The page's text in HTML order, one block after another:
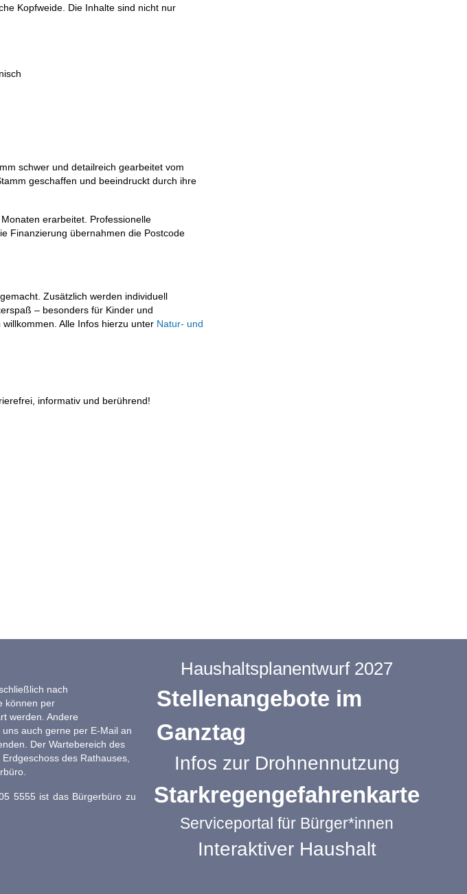
Kopfweide. Die Inhalte sind nicht nur
schwer und detailreich gearbeitet vom
geschaffen und beeindruckt durch ihre
erarbeitet. Professionelle
Finanzierung übernahmen die Postcode
Zusätzlich werden individuell
– besonders für Kinder und
Alle Infos hierzu unter Natur- und
informativ und berührend!
nach
können per
werden. Andere
auch gerne per E-Mail an
Der Wartebereich des
des Rathauses,
5555 ist das Bürgerbüro zu
Haushaltsplanentwurf 2027
Stellenangebote im
Ganztag
Infos zur Drohnennutzung
Starkregengefahrenkarte
Serviceportal für Bürger*innen
Interaktiver Haushalt